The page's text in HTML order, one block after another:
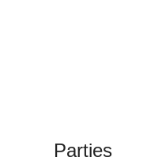
Parties